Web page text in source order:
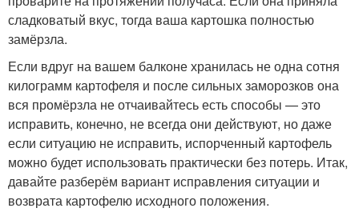
сладковатый вкус, тогда ваша картошка полностью
замёрзла.
Если вдруг на вашем балконе хранилась не одна сотня
килограмм картофеля и после сильных заморозков она
вся промёрзла не отчаивайтесь есть способы — это
исправить, конечно, не всегда они действуют, но даже
если ситуацию не исправить, испорченный картофель
можно будет использовать практически без потерь. Итак,
давайте разберём вариант исправления ситуации и
возврата картофелю исходного положения.